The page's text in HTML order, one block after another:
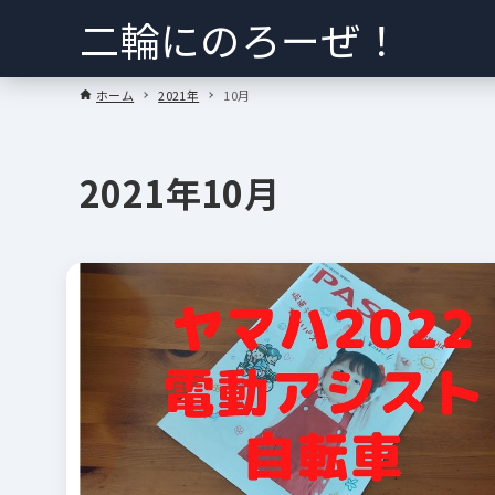
二輪にのろーぜ！
ホーム 2021年 10月
2021年10月